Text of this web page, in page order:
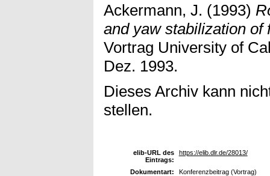
Ackermann, J. (1993)
and yaw stabilization
Vortrag University of
Dez. 1993.
Dieses Archiv kann
stellen.
elib-URL des
Eintrags:
https://elib.dlr.de/28013/
Dokumentart:
Konferenzbeitrag (Vortrag)